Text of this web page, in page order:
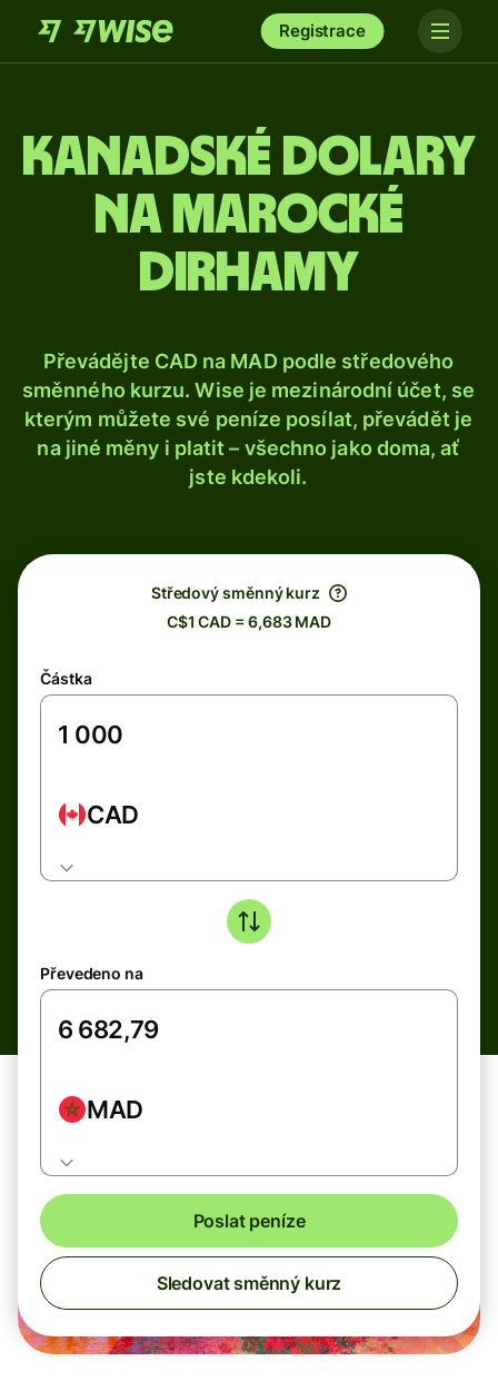
Registrace
Kanadské dolary
na marocké
dirhamy
Převádějte CAD na MAD podle středového
směnného kurzu. Wise je mezinárodní účet, se
kterým můžete své peníze posílat, převádět je
na jiné měny i platit – všechno jako doma, ať
jste kdekoli.
Středový směnný kurz
C$1 CAD = 6,683 MAD
Částka
CAD
Převedeno na
MAD
Poslat peníze
Sledovat směnný kurz